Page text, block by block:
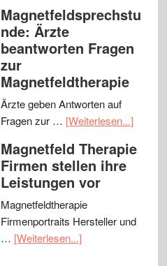
Magnetfeldsprechstu
nde: Ärzte
beantworten Fragen
zur
Magnetfeldtherapie
Ärzte geben Antworten auf
Fragen zur … [Weiterlesen...]
Magnetfeld Therapie
Firmen stellen ihre
Leistungen vor
Magnetfeldtherapie
Firmenportraits Hersteller und
… [Weiterlesen...]